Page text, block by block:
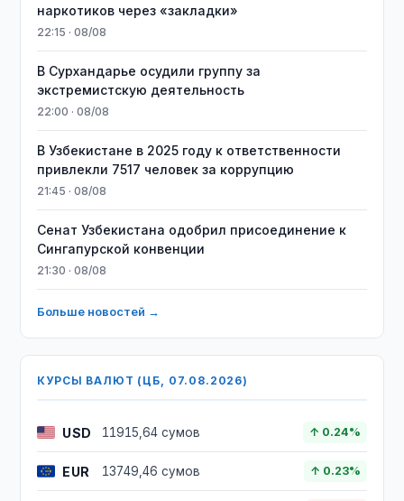
наркотиков через «закладки»
22:15 · 08/08
В Сурхандарье осудили группу за
экстремистскую деятельность
22:00 · 08/08
В Узбекистане в 2025 году к ответственности
привлекли 7517 человек за коррупцию
21:45 · 08/08
Сенат Узбекистана одобрил присоединение к
Сингапурской конвенции
21:30 · 08/08
Больше новостей →
КУРСЫ ВАЛЮТ (ЦБ, 07.08.2026)
USD 11915,64 сумов ↑ 0.24%
EUR 13749,46 сумов ↑ 0.23%